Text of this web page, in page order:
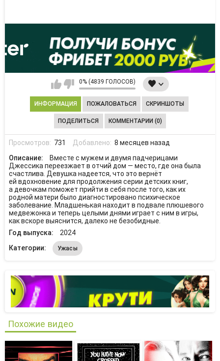
0% (4839 ГОЛОСОВ)
ИНФОРМАЦИЯ ПОЖАЛОВАТЬСЯ СКРИНШОТЫ
ПОДЕЛИТЬСЯ КОММЕНТАРИИ (0)
Просмотров: 731 Добавлено: 8 месяцев назад
Описание:
Вместе с мужем и двумя падчерицами
Джессика переезжает в отчий дом — место, где она была
счастлива. Девушка надеется, что это вернёт
ей вдохновение для продолжения серии детских книг,
а девочкам поможет прийти в себя после того, как их
родной матери было диагностировано психическое
заболевание. Младшенькая находит в подвале плюшевого
медвежонка и теперь целыми днями играет с ним в игры,
как вскоре выяснится, далеко не безобидные.
Год выпуска:
2024
Категории:
Ужасы
Похожие видео